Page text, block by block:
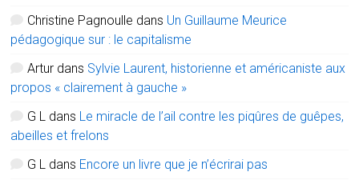
Christine Pagnoulle dans Un Guillaume Meurice
pédagogique sur : le capitalisme
Artur dans Sylvie Laurent, historienne et américaniste aux
propos « clairement à gauche »
G L dans Le miracle de l’ail contre les piqûres de guêpes,
abeilles et frelons
G L dans Encore un livre que je n’écrirai pas